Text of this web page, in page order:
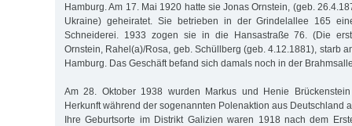
Hamburg. Am 17. Mai 1920 hatte sie Jonas Ornstein, (geb.
Ukraine) geheiratet. Sie betrieben in der Grindelallee 165
Schneiderei. 1933 zogen sie in die Hansastraße 76. (Die
Ornstein, Rahel(a)/Rosa, geb. Schüllberg (geb. 4.12.1881), starb
Hamburg. Das Geschäft befand sich damals noch in der
Am 28. Oktober 1938 wurden Markus und Henie
Herkunft während der sogenannten Polenaktion aus Deutschland
Ihre Geburtsorte im Distrikt Galizien waren 1918 nach dem